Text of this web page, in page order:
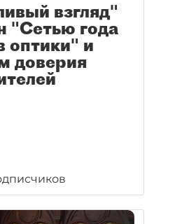
взгляд"
"Сетью года
оптики" и
доверия